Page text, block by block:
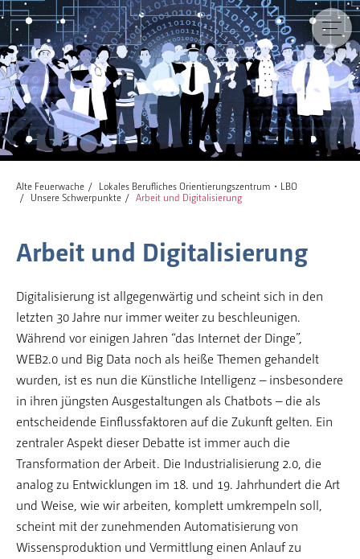
Alte Feuerwache
Lokales Berufliches Orientierungszentrum・LBO
Unsere Schwerpunkte
Arbeit und Digitalisierung
Arbeit und Digitalisierung
Digitalisierung ist allgegenwärtig und scheint sich in den
letzten 30 Jahre nur immer weiter zu beschleunigen.
Während vor einigen Jahren “das Internet der Dinge”,
WEB2.0 und Big Data noch als heiße Themen gehandelt
wurden, ist es nun die Künstliche Intelligenz – insbesondere
in ihren jüngsten Ausgestaltungen als Chatbots – die als
entscheidende Einflussfaktoren auf die Zukunft gelten. Ein
zentraler Aspekt dieser Debatte ist immer auch die
Transformation der Arbeit. Die Industrialisierung 2.0, die
analog zu Entwicklungen im 18. und 19. Jahrhundert die Art
und Weise, wie wir arbeiten, komplett umkrempeln soll,
scheint mit der zunehmenden Automatisierung von
Wissensproduktion und Vermittlung einen Anlauf zu